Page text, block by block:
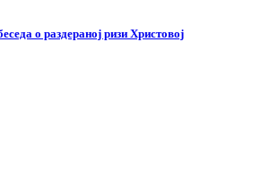
о раздераној ризи Христовој